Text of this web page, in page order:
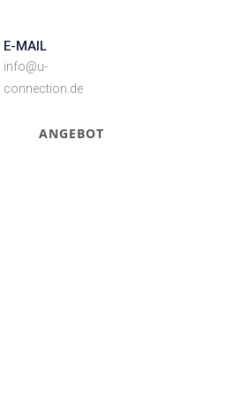
E-MAIL
info@u-
connection.de
ANGEBOT